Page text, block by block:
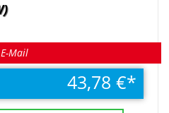
Mail
43,78 €